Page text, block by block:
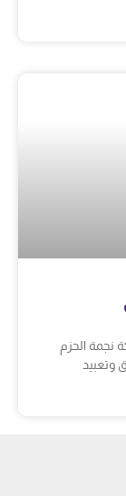
الحزم